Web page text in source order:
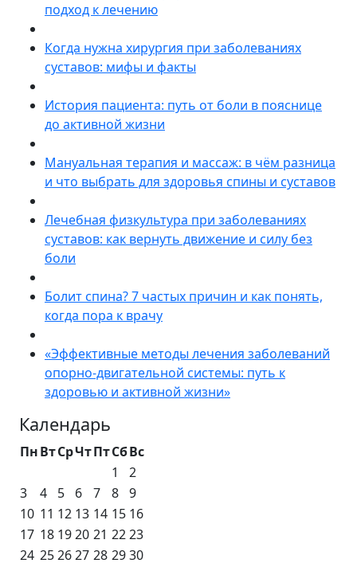
подход к лечению
Когда нужна хирургия при заболеваниях
суставов: мифы и факты
История пациента: путь от боли в пояснице
до активной жизни
Мануальная терапия и массаж: в чём разница
и что выбрать для здоровья спины и суставов
Лечебная физкультура при заболеваниях
суставов: как вернуть движение и силу без
боли
Болит спина? 7 частых причин и как понять,
когда пора к врачу
«Эффективные методы лечения заболеваний
опорно-двигательной системы: путь к
здоровью и активной жизни»
Календарь
ПнВтСрЧтПтСбВс
1
2
3
4 5 6 7 8 9
10 11 12 13 14 15 16
17 18 1920 21 2223
24 252627 28 2930